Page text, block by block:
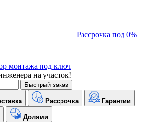
Рассрочка под 0%
монтажа под ключ
на участок!
Быстрый заказ
Рассрочка Гарантии
Долями